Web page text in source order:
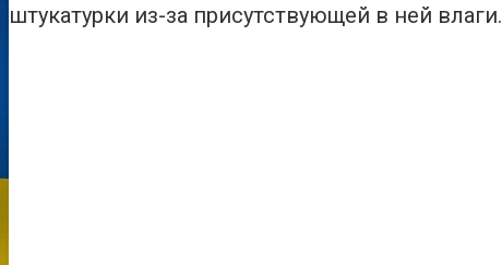
штукатурки из-за присутствующей в ней влаги.